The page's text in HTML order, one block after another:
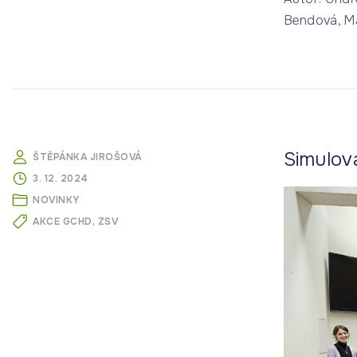
Bendová,
ŠTĚPÁNKA JIROŠOVÁ
3. 12. 2024
NOVINKY
AKCE GCHD
ZSV